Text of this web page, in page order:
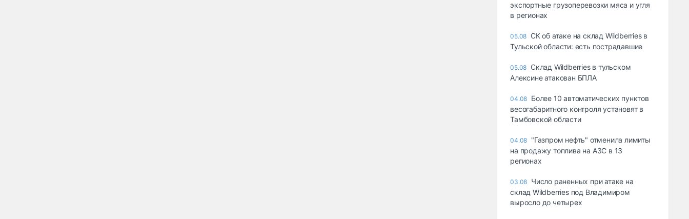
экспортные грузоперевозки мяса и угля
в регионах
05.08 СК об атаке на склад Wildberries в
Тульской области: есть пострадавшие
05.08 Склад Wildberries в тульском
Алексине атакован БПЛА
04.08 Более 10 автоматических пунктов
весогабаритного контроля установят в
Тамбовской области
04.08 "Газпром нефть" отменила лимиты
на продажу топлива на АЗС в 13
регионах
03.08 Число раненных при атаке на
склад Wildberries под Владимиром
выросло до четырех